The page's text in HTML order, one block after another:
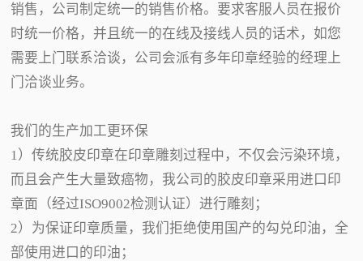
销售，公司制定统一的销售价格。要求客服人员在报价
时统一价格，并且统一的在线及接线人员的话术，如您
需要上门联系洽谈，公司会派有多年印章经验的经理上
门洽谈业务。
我们的生产加工更环保
1）传统胶皮印章在印章雕刻过程中，不仅会污染环境，
而且会产生大量致癌物，我公司的胶皮印章采用进口印
章面（经过ISO9002检测认证）进行雕刻；
2）为保证印章质量，我们拒绝使用国产的勾兑印油，全
部使用进口的印油；